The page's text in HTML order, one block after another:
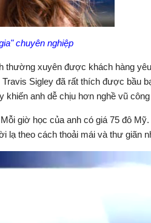
chuyên nghiệp
thường xuyên được khách hàng
Sigley đã rất thích được bầu
anh dễ chịu hơn nghề vũ công
giờ học của anh có giá 75 đô
lạ theo cách thoải mái và thư giãn